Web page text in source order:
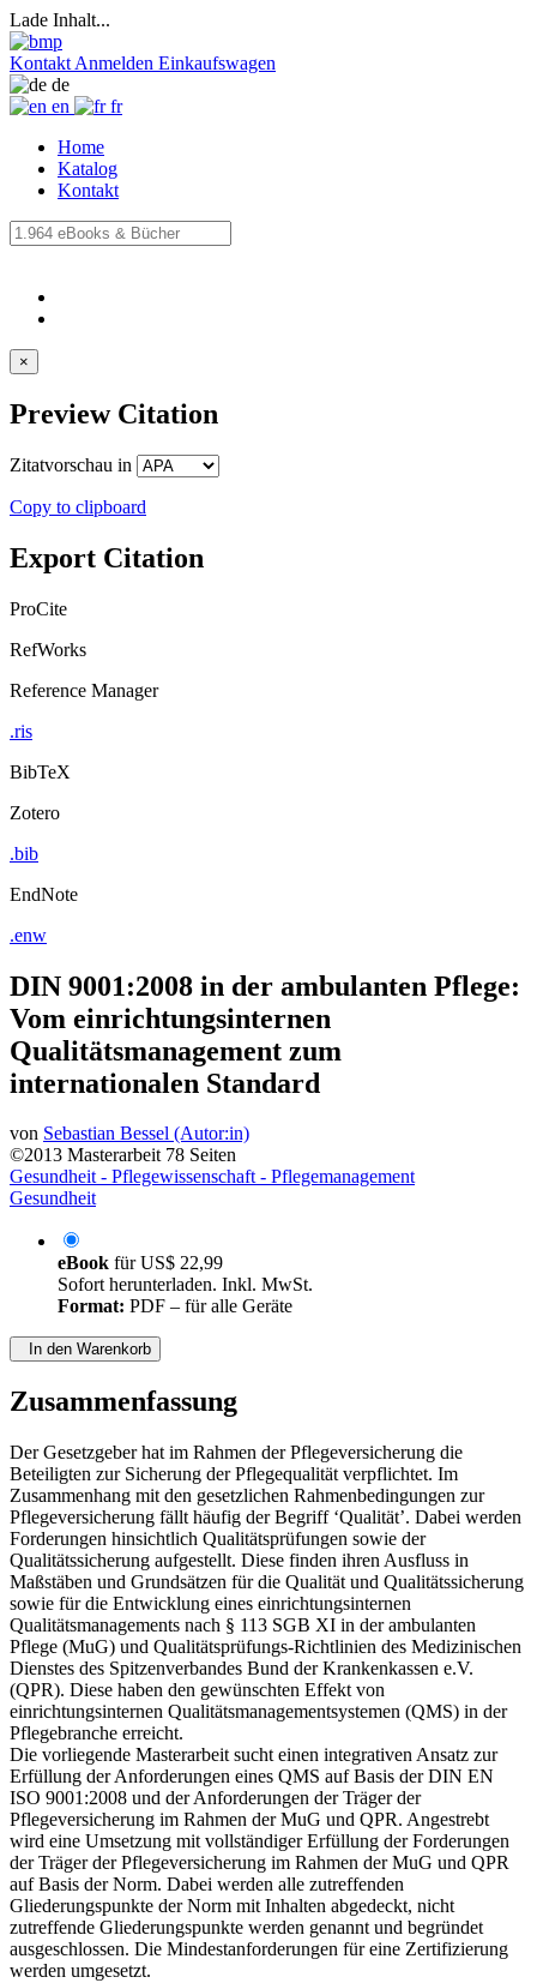
Lade Inhalt...
Kontakt Anmelden Einkaufswagen
de
en
fr
Home
Katalog
Kontakt
×
Preview Citation
Zitatvorschau in
Copy to clipboard
Export Citation
ProCite
RefWorks
Reference Manager
.ris
BibTeX
Zotero
.bib
EndNote
.enw
DIN 9001:2008 in der ambulanten Pflege:
Vom einrichtungsinternen
Qualitätsmanagement zum
internationalen Standard
von Sebastian Bessel (Autor:in)
©2013 Masterarbeit 78 Seiten
Gesundheit - Pflegewissenschaft - Pflegemanagement
Gesundheit
eBook fürUS$ 22,99
Sofort herunterladen. Inkl. MwSt.
Format: PDF – für alle Geräte
In den Warenkorb
Zusammenfassung
Der Gesetzgeber hat im Rahmen der Pflegeversicherung die
Beteiligten zur Sicherung der Pflegequalität verpflichtet. Im
Zusammenhang mit den gesetzlichen Rahmenbedingungen zur
Pflegeversicherung fällt häufig der Begriff ‘Qualität’. Dabei werden
Forderungen hinsichtlich Qualitätsprüfungen sowie der
Qualitätssicherung aufgestellt. Diese finden ihren Ausfluss in
Maßstäben und Grundsätzen für die Qualität und Qualitätssicherung
sowie für die Entwicklung eines einrichtungsinternen
Qualitätsmanagements nach § 113 SGB XI in der ambulanten
Pflege (MuG) und Qualitätsprüfungs-Richtlinien des Medizinischen
Dienstes des Spitzenverbandes Bund der Krankenkassen e.V.
(QPR). Diese haben den gewünschten Effekt von
einrichtungsinternen Qualitätsmanagementsystemen (QMS) in der
Pflegebranche erreicht.
Die vorliegende Masterarbeit sucht einen integrativen Ansatz zur
Erfüllung der Anforderungen eines QMS auf Basis der DIN EN
ISO 9001:2008 und der Anforderungen der Träger der
Pflegeversicherung im Rahmen der MuG und QPR. Angestrebt
wird eine Umsetzung mit vollständiger Erfüllung der Forderungen
der Träger der Pflegeversicherung im Rahmen der MuG und QPR
auf Basis der Norm. Dabei werden alle zutreffenden
Gliederungspunkte der Norm mit Inhalten abgedeckt, nicht
zutreffende Gliederungspunkte werden genannt und begründet
ausgeschlossen. Die Mindestanforderungen für eine Zertifizierung
werden umgesetzt.